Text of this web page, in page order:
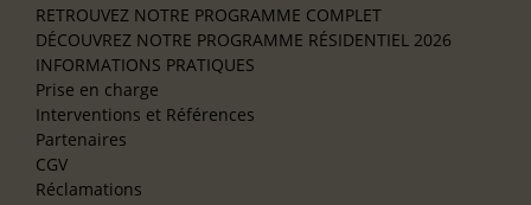
RETROUVEZ NOTRE PROGRAMME COMPLET
DÉCOUVREZ NOTRE PROGRAMME RÉSIDENTIEL 2026
INFORMATIONS PRATIQUES
Prise en charge
Interventions et Références
Partenaires
CGV
Réclamations